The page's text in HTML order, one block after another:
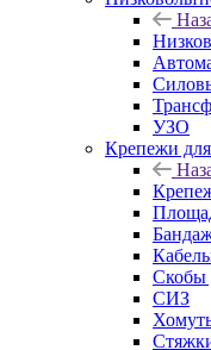
УЗО
Крепежи для
Cкобы
СИЗ